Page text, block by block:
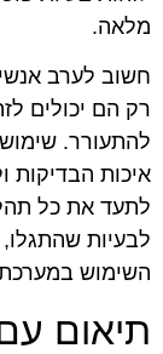
מלאה.
חשוב לערב
רק הם יכולים
להתעורר.
איכות הבדיקות
לתעד את כל
לבעיות
השימוש
תיאום עם